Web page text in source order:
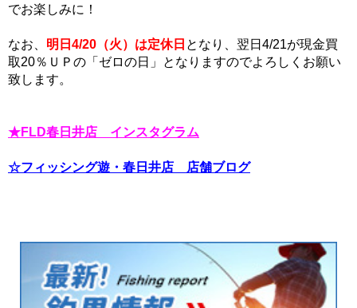
でお楽しみに！
なお、 明日4/20（火）は定休日 となり、翌日4/21が現金買
取20％ＵＰの「ゼロの日」となりますのでよろしくお願い
致します。
★FLD春日井店 インスタグラム
☆フィッシング遊・春日井店 店舗ブログ